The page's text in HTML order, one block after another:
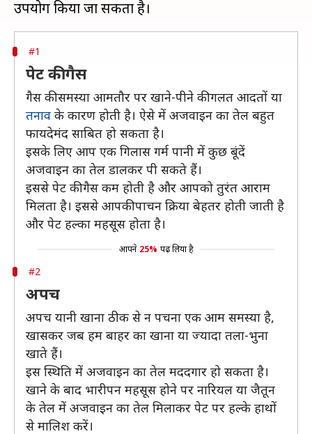
#1
पेट की गैस
गैस की समस्या आमतौर पर खाने-पीने की गलत आदतों या
तनाव के कारण होती है। ऐसे में अजवाइन का तेल बहुत
फायदेमंद साबित हो सकता है।
इसके लिए आप एक गिलास गर्म पानी में कुछ बूंदें
अजवाइन का तेल डालकर पी सकते हैं।
इससे पेट की गैस कम होती है और आपको तुरंत आराम
मिलता है। इससे आपकी पाचन क्रिया बेहतर होती जाती है
और पेट हल्का महसूस होता है।
आपने 25% पढ़ लिया है
#2
अपच
अपच यानी खाना ठीक से न पचना एक आम समस्या है,
खासकर जब हम बाहर का खाना या ज्यादा तला-भुना
खाते हैं।
इस स्थिति में अजवाइन का तेल मददगार हो सकता है।
खाने के बाद भारीपन महसूस होने पर नारियल या जैतून
के तेल में अजवाइन का तेल मिलाकर पेट पर हल्के हाथों
से मालिश करें।